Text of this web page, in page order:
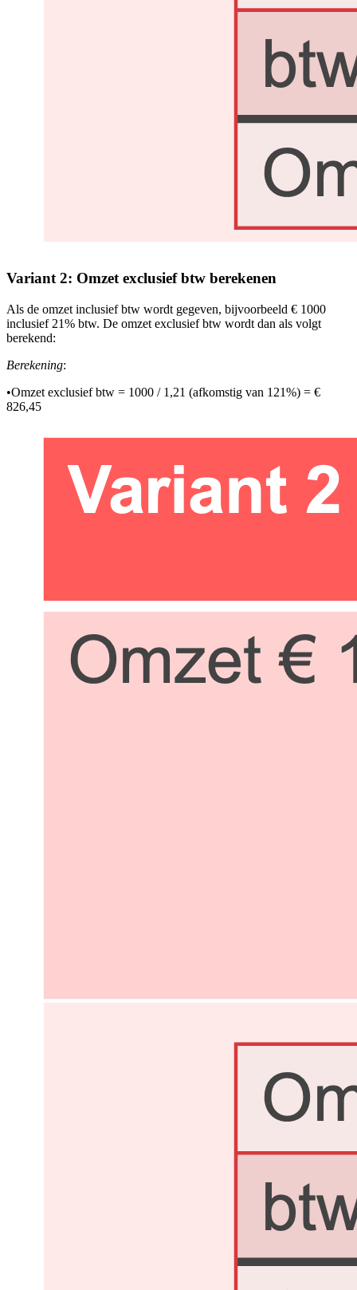
Variant 2: Omzet exclusief btw berekenen
Als de omzet inclusief btw wordt gegeven, bijvoorbeeld € 1000
inclusief 21% btw. De omzet exclusief btw wordt dan als volgt
berekend:
Berekening:
•Omzet exclusief btw = 1000 / 1,21 (afkomstig van 121%) = €
826,45